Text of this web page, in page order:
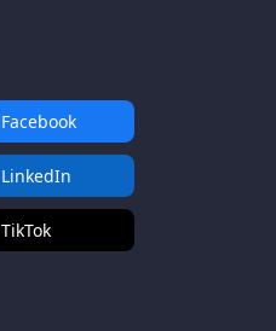
Facebook
LinkedIn
TikTok